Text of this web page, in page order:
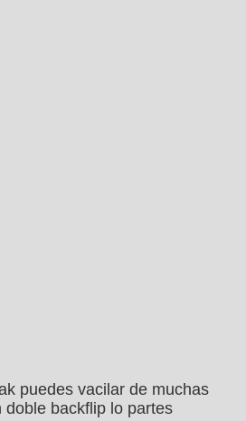
puedes vacilar de muchas
doble backflip lo partes